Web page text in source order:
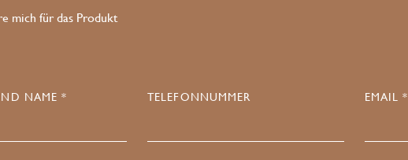
mich für das Produkt
NAME * TELEFONNUMMER EMAIL *